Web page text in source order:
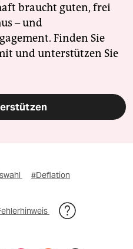
braucht guten, frei
– und
Finden Sie
und unterstützen Sie
#Deflation